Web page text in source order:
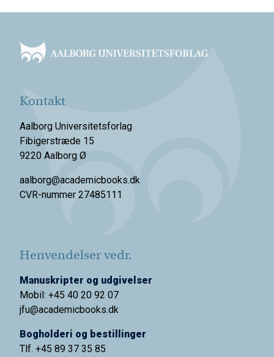
Kontakt
Aalborg Universitetsforlag
Fibigerstræde 15
9220 Aalborg Ø
aalborg@academicbooks.dk
CVR-nummer 27485111
Henvendelser vedr.
Manuskripter og udgivelser
Mobil: +45 40 20 92 07
jfu@academicbooks.dk
Bogholderi og bestillinger
Tlf. +45 89 37 35 85